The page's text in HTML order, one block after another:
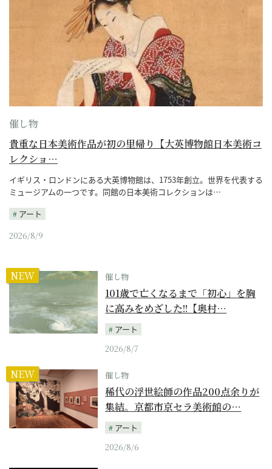
催し物
貴重な日本美術作品が初の里帰り【大英博物館日本美術コ
レクショ…
イギリス・ロンドンにある大英博物館は、1753年創立。世界を代表する
ミュージアムの一つです。同館の日本美術コレクションは…
アート
2026/8/9
催し物
101歳で亡くなるまで「初心」を胸
に高みをめざした!!【奥村…
アート
2026/8/7
NEW
催し物
稀代の浮世絵師の作品200点余りが
集結。京都市京セラ美術館の…
アート
2026/8/6
NEW